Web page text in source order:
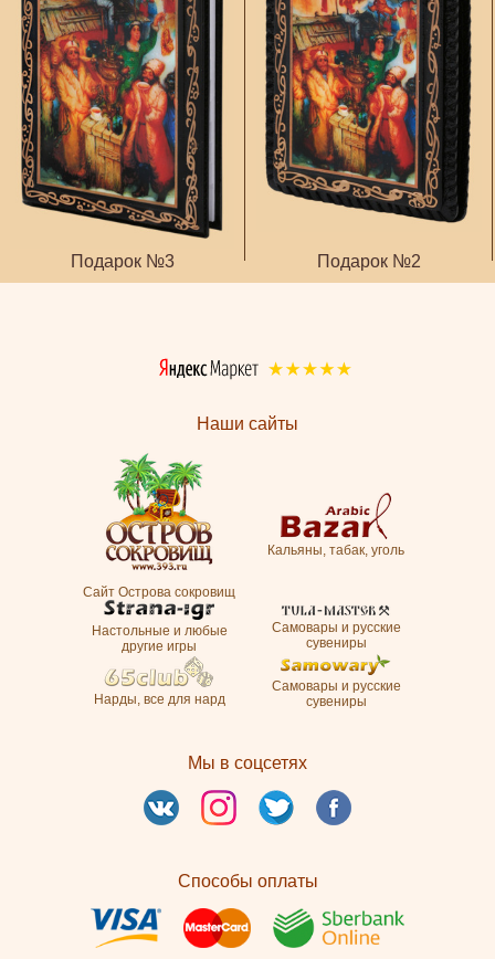
Подарок №3 Подарок №2
Наши сайты
Сайт Острова сокровищ
Кальяны, табак, уголь
Настольные и любые
другие игры
Самовары и русские
сувениры
Нарды, все для нард
Самовары и русские
сувениры
Мы в соцсетях
Способы оплаты